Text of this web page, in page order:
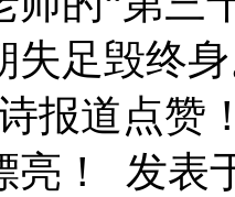
失足毁终
报道点赞
亮！ 发表